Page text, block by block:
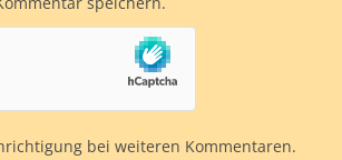
bei weiteren Kommentaren.